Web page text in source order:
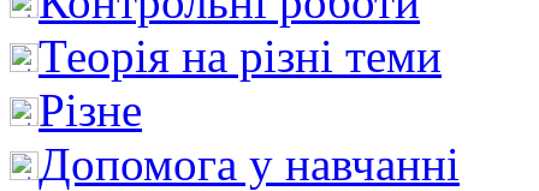
Теорія на різні теми
Різне
Допомога у навчанні